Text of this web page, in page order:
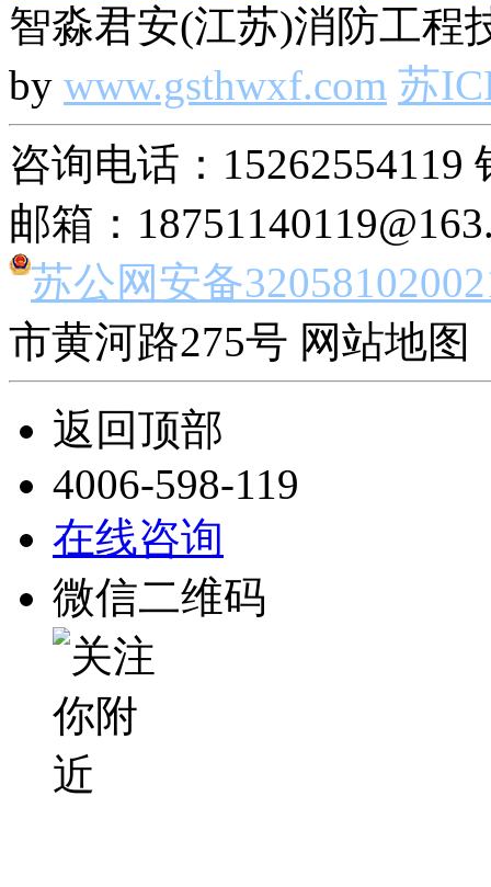
智淼君安(江苏)消防工程
by www.gsthwxf.com 苏
咨询电话：15262554119
邮箱：
苏公网安备
市黄河路275号 网站地图
返回顶部
4006-598-119
在线咨询
微信二维码